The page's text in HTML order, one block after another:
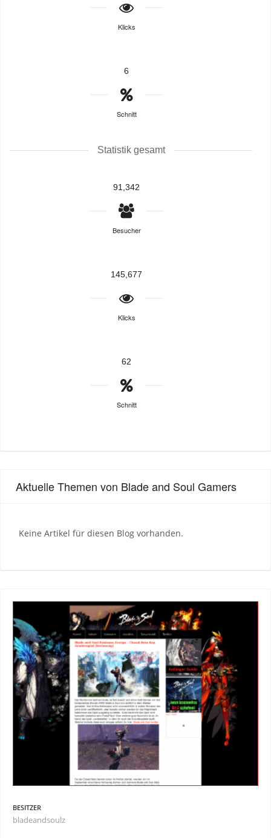
Klicks
6
Schnitt
Statistik gesamt
91,342
Besucher
145,677
Klicks
62
Schnitt
Aktuelle Themen von Blade and Soul Gamers
Keine Artikel für diesen Blog vorhanden.
BESITZER
bladeandsoulz